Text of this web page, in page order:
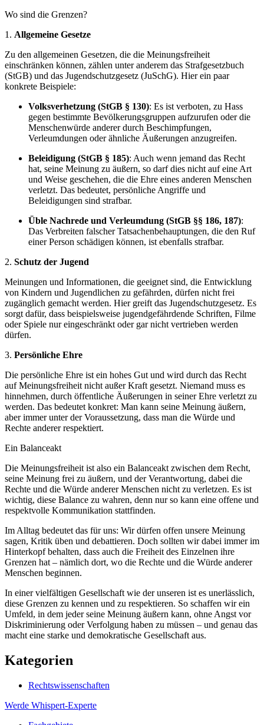
Wo sind die Grenzen?
1. Allgemeine Gesetze
Zu den allgemeinen Gesetzen, die die Meinungsfreiheit
einschränken können, zählen unter anderem das Strafgesetzbuch
(StGB) und das Jugendschutzgesetz (JuSchG). Hier ein paar
konkrete Beispiele:
Volksverhetzung (StGB § 130): Es ist verboten, zu Hass
gegen bestimmte Bevölkerungsgruppen aufzurufen oder die
Menschenwürde anderer durch Beschimpfungen,
Verleumdungen oder ähnliche Äußerungen anzugreifen.
Beleidigung (StGB § 185): Auch wenn jemand das Recht
hat, seine Meinung zu äußern, so darf dies nicht auf eine Art
und Weise geschehen, die die Ehre eines anderen Menschen
verletzt. Das bedeutet, persönliche Angriffe und
Beleidigungen sind strafbar.
Üble Nachrede und Verleumdung (StGB §§ 186, 187):
Das Verbreiten falscher Tatsachenbehauptungen, die den Ruf
einer Person schädigen können, ist ebenfalls strafbar.
2. Schutz der Jugend
Meinungen und Informationen, die geeignet sind, die Entwicklung
von Kindern und Jugendlichen zu gefährden, dürfen nicht frei
zugänglich gemacht werden. Hier greift das Jugendschutzgesetz. Es
sorgt dafür, dass beispielsweise jugendgefährdende Schriften, Filme
oder Spiele nur eingeschränkt oder gar nicht vertrieben werden
dürfen.
3. Persönliche Ehre
Die persönliche Ehre ist ein hohes Gut und wird durch das Recht
auf Meinungsfreiheit nicht außer Kraft gesetzt. Niemand muss es
hinnehmen, durch öffentliche Äußerungen in seiner Ehre verletzt zu
werden. Das bedeutet konkret: Man kann seine Meinung äußern,
aber immer unter der Voraussetzung, dass man die Würde und
Rechte anderer respektiert.
Ein Balanceakt
Die Meinungsfreiheit ist also ein Balanceakt zwischen dem Recht,
seine Meinung frei zu äußern, und der Verantwortung, dabei die
Rechte und die Würde anderer Menschen nicht zu verletzen. Es ist
wichtig, diese Balance zu wahren, denn nur so kann eine offene und
respektvolle Kommunikation stattfinden.
Im Alltag bedeutet das für uns: Wir dürfen offen unsere Meinung
sagen, Kritik üben und debattieren. Doch sollten wir dabei immer im
Hinterkopf behalten, dass auch die Freiheit des Einzelnen ihre
Grenzen hat – nämlich dort, wo die Rechte und die Würde anderer
Menschen beginnen.
In einer vielfältigen Gesellschaft wie der unseren ist es unerlässlich,
diese Grenzen zu kennen und zu respektieren. So schaffen wir ein
Umfeld, in dem jeder seine Meinung äußern kann, ohne Angst vor
Diskriminierung oder Verfolgung haben zu müssen – und genau das
macht eine starke und demokratische Gesellschaft aus.
Kategorien
Rechtswissenschaften
Werde Whispert-Experte